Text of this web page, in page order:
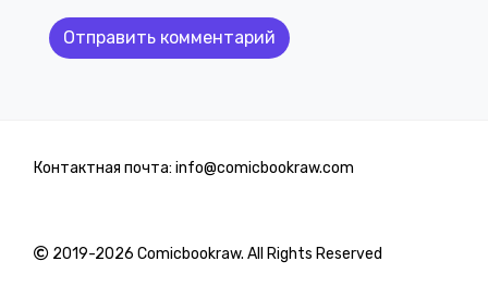
Контактная почта: info@comicbookraw.com
2019-2026 Comicbookraw. All Rights Reserved